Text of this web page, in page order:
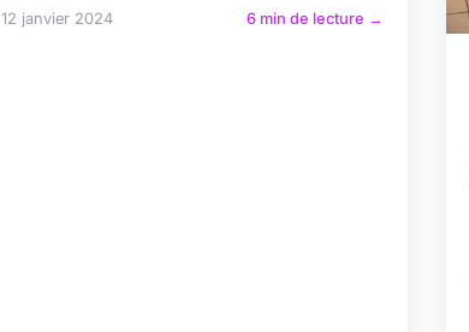
12 janvier 2024 6 min de lecture →